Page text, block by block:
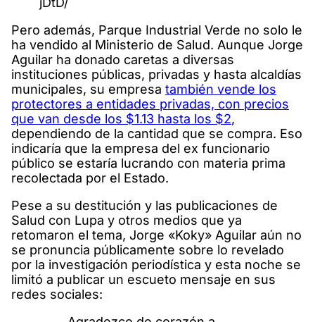
Pero además, Parque Industrial Verde no solo le
ha vendido al Ministerio de Salud. Aunque Jorge
Aguilar ha donado caretas a diversas
instituciones públicas, privadas y hasta alcaldías
municipales, su empresa también vende los
protectores a entidades privadas, con precios
que van desde los $1.13 hasta los $2,
dependiendo de la cantidad que se compra. Eso
indicaría que la empresa del ex funcionario
público se estaría lucrando con materia prima
recolectada por el Estado.
Pese a su destitución y las publicaciones de
Salud con Lupa y otros medios que ya
retomaron el tema, Jorge «Koky» Aguilar aún no
se pronuncia públicamente sobre lo revelado
por la investigación periodística y esta noche se
limitó a publicar un escueto mensaje en sus
redes sociales: